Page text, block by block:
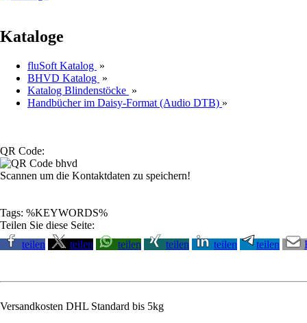
Kataloge
fluSoft Katalog »
BHVD Katalog »
Katalog Blindenstöcke »
Handbücher im Daisy-Format (Audio DTB) »
QR Code:
Scannen um die Kontaktdaten zu speichern!
Tags: %KEYWORDS%
Teilen Sie diese Seite:
teilen
teilen teilen teilen teilen teilen
Versandkosten DHL Standard bis 5kg